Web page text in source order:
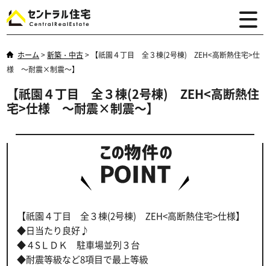
ホーム >新築・中古>
【祇園４丁目 全３棟(2号棟) ZEH<高断熱住宅>仕
様 ～耐震×制震～】
【祇園４丁目 全３棟(2号棟) ZEH<高断熱住
宅>仕様 ～耐震×制震～】
【祇園４丁目 全３棟(2号棟) ZEH<高断熱住宅>仕様】
◆日当たり良好♪
◆４SＬＤＫ 駐車場並列３台
◆耐震等級など8項目で最上等級